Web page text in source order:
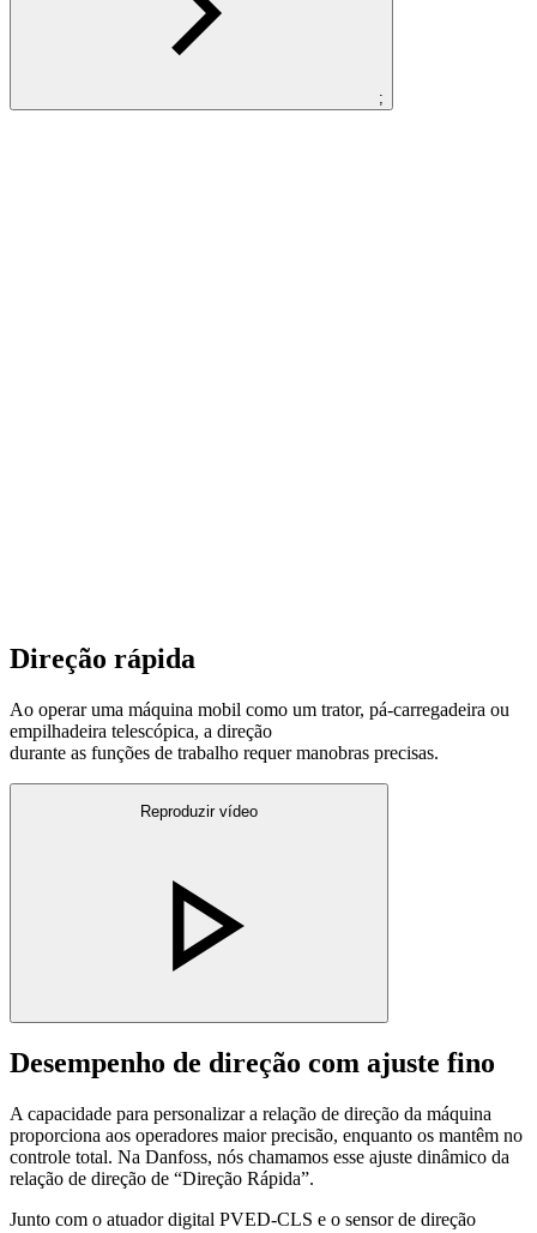
;
Direção rápida
Ao operar uma máquina mobil como um trator, pá-carregadeira ou
empilhadeira telescópica, a direção
durante as funções de trabalho requer manobras precisas.
Reproduzir vídeo
Desempenho de direção com ajuste fino
A capacidade para personalizar a relação de direção da máquina
proporciona aos operadores maior precisão, enquanto os mantêm no
controle total. Na Danfoss, nós chamamos esse ajuste dinâmico da
relação de direção de “Direção Rápida”.
Junto com o atuador digital PVED-CLS e o sensor de direção